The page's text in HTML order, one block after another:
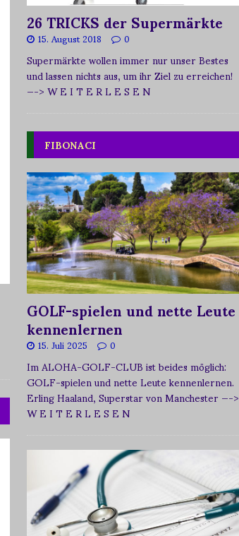
26 TRICKS der Supermärkte
15. August 2018 0
Supermärkte wollen immer nur unser Bestes
und lassen nichts aus, um ihr Ziel zu erreichen!
—-> W E I T E R L E S E N
FIBONACI
GOLF-spielen und nette Leute
kennenlernen
15. Juli 2025 0
Im ALOHA-GOLF-CLUB ist beides möglich:
GOLF-spielen und nette Leute kennenlernen.
Erling Haaland, Superstar von Manchester—->
W E I T E R L E S E N